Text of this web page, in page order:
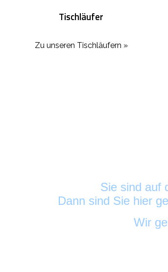
Tischläufer
Zu unseren Tischläufern »
Sie sind auf
Dann sind Sie hier
Wir